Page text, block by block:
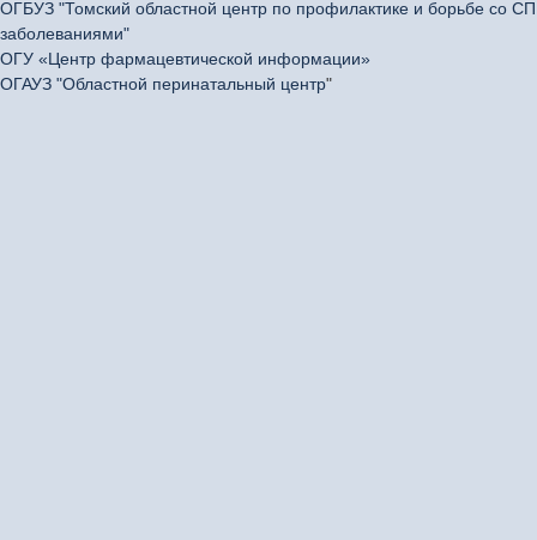
ОГБУЗ "Томский областной центр по профилактике и борьбе со
заболеваниями"
ОГУ «Центр фармацевтической информации»
ОГАУЗ "Областной перинатальный центр"